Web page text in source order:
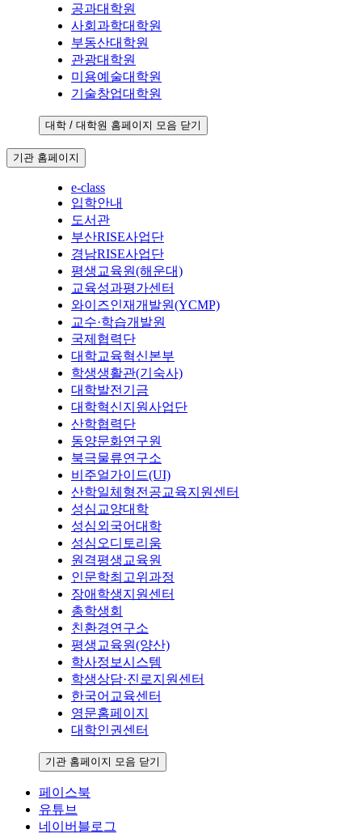
공과대학원
사회과학대학원
부동산대학원
관광대학원
미용예술대학원
기술창업대학원
대학 / 대학원 홈페이지 모음 닫기
기관 홈페이지
e-class
입학안내
도서관
부산RISE사업단
경남RISE사업단
평생교육원(해운대)
교육성과평가센터
와이즈인재개발원(YCMP)
교수·학습개발원
국제협력단
대학교육혁신본부
학생생활관(기숙사)
대학발전기금
대학혁신지원사업단
산학협력단
동양문화연구원
북극물류연구소
비주얼가이드(UI)
산학일체형전공교육지원센터
성심교양대학
성심외국어대학
성심오디토리움
원격평생교육원
인문학최고위과정
장애학생지원센터
총학생회
친환경연구소
평생교육원(양산)
학사정보시스템
학생상담·진로지원센터
한국어교육센터
영문홈페이지
대학인권센터
기관 홈페이지 모음 닫기
페이스북
유튜브
네이버블로그